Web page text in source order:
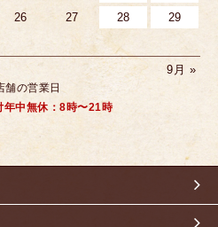
26 27 28
29
9月 »
舗の営業日
中無休：8時〜21時